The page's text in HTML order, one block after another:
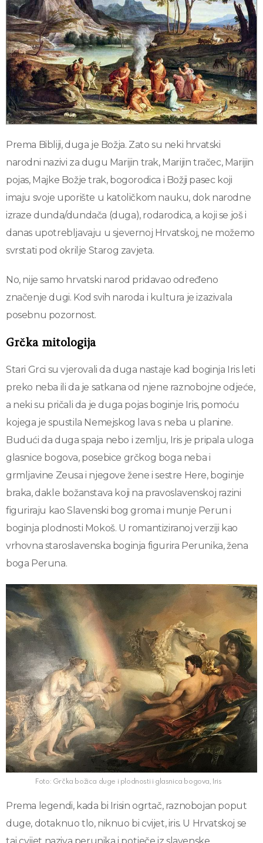
Prema Bibliji, duga je Božja. Zato su neki hrvatski
narodni nazivi za dugu Marijin trak, Marijin tračec, Marijin
pojas, Majke Božje trak, bogorodica i Božji pasec koji
imaju svoje uporište u katoličkom nauku, dok narodne
izraze dunda/dundača (duga), rodarodica, a koji se još i
danas upotrebljavaju u sjevernoj Hrvatskoj, ne možemo
svrstati pod okrilje Starog zavjeta.
No, nije samo hrvatski narod pridavao određeno
značenje dugi. Kod svih naroda i kultura je izazivala
posebnu pozornost.
Grčka mitologija
Stari Grci su vjerovali da duga nastaje kad boginja Iris leti
preko neba ili da je satkana od njene raznobojne odjeće,
a neki su pričali da je duga pojas boginje Iris, pomoću
kojega je spustila Nemejskog lava s neba u planine.
Budući da duga spaja nebo i zemlju, Iris je pripala uloga
glasnice bogova, posebice grčkog boga neba i
grmljavine Zeusa i njegove žene i sestre Here, boginje
braka, dakle božanstava koji na pravoslavenskoj razini
figuriraju kao Slavenski bog groma i munje Perun i
boginja plodnosti Mokoš. U romantiziranoj verziji kao
vrhovna staroslavenska boginja figurira Perunika, žena
boga Peruna.
Foto: Grčka božica duge i plodnosti i glasnica bogova, Iris
Prema legendi, kada bi Irisin ogrtač, raznobojan poput
duge, dotaknuo tlo, niknuo bi cvijet, iris. U Hrvatskoj se